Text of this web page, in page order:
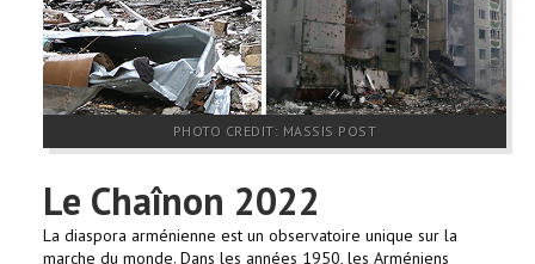
PHOTO CREDIT: MASSIS POST
Le Chaînon 2022
La diaspora arménienne est un observatoire unique sur la
marche du monde. Dans les années 1950, les Arméniens